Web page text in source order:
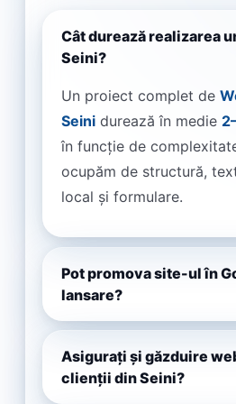
Cât durează realizarea
Seini?
Un proiect complet de
Seini durează în medie
în funcție de
ocupăm de structură,
local și formulare.
Pot promova site-ul în
lansare?
Asigurați și găzduire
clienții din Seini?